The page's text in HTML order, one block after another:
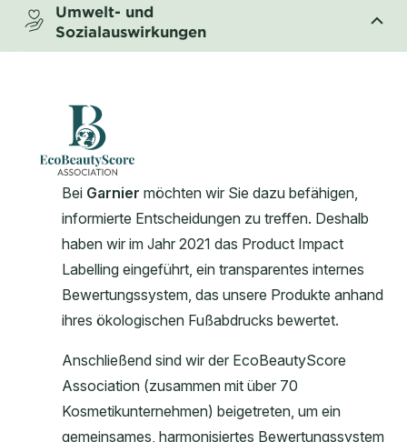
Umwelt- und
Sozialauswirkungen